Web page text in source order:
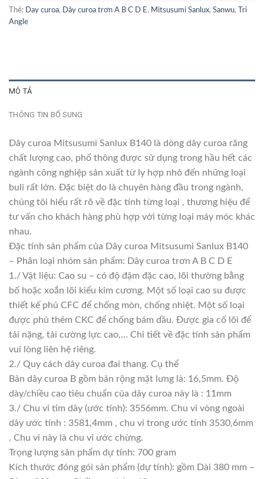
Thẻ: Day curoa, Dây curoa trơn A B C D E , Mitsusumi Sanlux, Sanwu,
Tri
Angle
MÔ TẢ
THÔNG TIN BỔ SUNG
Dây curoa Mitsusumi Sanlux B140 là dòng dây curoa răng
chất lượng cao, phổ thông được sử dụng trong hầu hết các
ngành công nghiệp sản xuất từ ly hợp nhỏ đến những loại
buli rất lớn. Đặc biệt do là chuyên hàng đầu trong ngành,
chúng tôi hiểu rất rõ về đặc tính từng loại , thương hiệu để
tư vấn cho khách hàng phù hợp với từng loại máy móc khác
nhau.
Đặc tính sản phẩm của Dây curoa Mitsusumi Sanlux B140
– Phân loại nhóm sản phẩm: Dây curoa trơn A B C D E
1./ Vật liệu: Cao su – có độ đậm đặc cao, lõi thường bằng
bố hoặc xoắn lõi kiểu kim cương. Một số loại cao su được
thiết kế phủ CFC để chống mòn, chống nhiệt. Một số loại
được phủ thêm CKC để chống bám dầu. Được gia cố lõi để
tải nặng, tải cường lực cao,… Chi tiết về đặc tính sản phẩm
vui lòng liên hệ riêng.
2./ Quy cách dây curoa đai thang. Cụ thể
Bản dây curoa B gồm bản rộng mặt lưng là: 16,5mm. Độ
dày/chiều cao tiêu chuẩn của dây curoa này là : 11mm
3./ Chu vi tim dây (ước tính): 3556mm. Chu vi vòng ngoài
dây ước tính : 3581,4mm , chu vi trong ước tính 3530,6mm
. Chu vi này là chu vi ước chừng.
Trọng lượng sản phẩm dự tính: 700 gram
Kích thước đóng gói sản phẩm (dự tính): gồm Dài 380 mm –